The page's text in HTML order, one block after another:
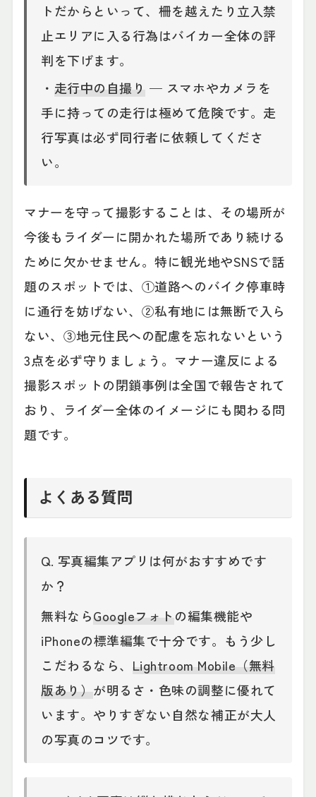
トだからといって、柵を越えたり立入禁
止エリアに入る行為はバイカー全体の評
判を下げます。
・ 走行中の自撮り — スマホやカメラを
手に持っての走行は極めて危険です。走
行写真は必ず同行者に依頼してくださ
い。
マナーを守って撮影することは、その場所が
今後もライダーに開かれた場所であり続ける
ために欠かせません。特に観光地やSNSで話
題のスポットでは、①道路へのバイク停車時
に通行を妨げない、②私有地には無断で入ら
ない、③地元住民への配慮を忘れないという
3点を必ず守りましょう。マナー違反による
撮影スポットの閉鎖事例は全国で報告されて
おり、ライダー全体のイメージにも関わる問
題です。
よくある質問
Q. 写真編集アプリは何がおすすめです
か？
無料ならGoogleフォト の編集機能や
iPhoneの標準編集で十分です。もう少し
こだわるなら、 Lightroom Mobile（無料
版あり） が明るさ・色味の調整に優れて
います。やりすぎない自然な補正が大人
の写真のコツです。